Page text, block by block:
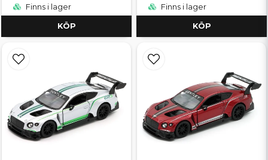
Finns i lager
KÖP
Finns i lager
KÖP